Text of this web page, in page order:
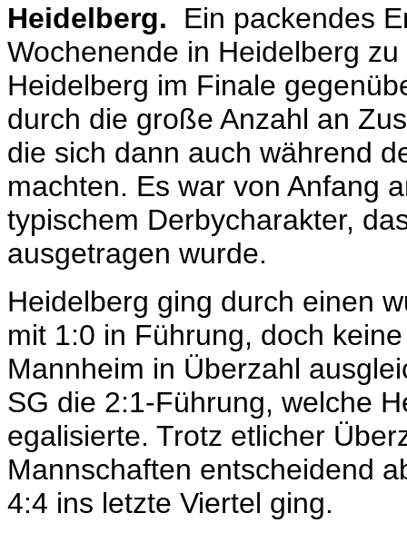
Heidelberg. Ein packendes
Wochenende in Heidelberg
Heidelberg im Finale
durch die große Anzahl an
die sich dann auch während
machten. Es war von Anfang
typischem Derbycharakter,
ausgetragen wurde.
Heidelberg ging durch einen
mit 1:0 in Führung, doch
Mannheim in Überzahl
SG die 2:1-Führung, welche
egalisierte. Trotz etlicher
Mannschaften entscheidend
4:4 ins letzte Viertel ging.